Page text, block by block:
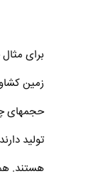
برای
زمین
حجمهای
تولید
هستند.